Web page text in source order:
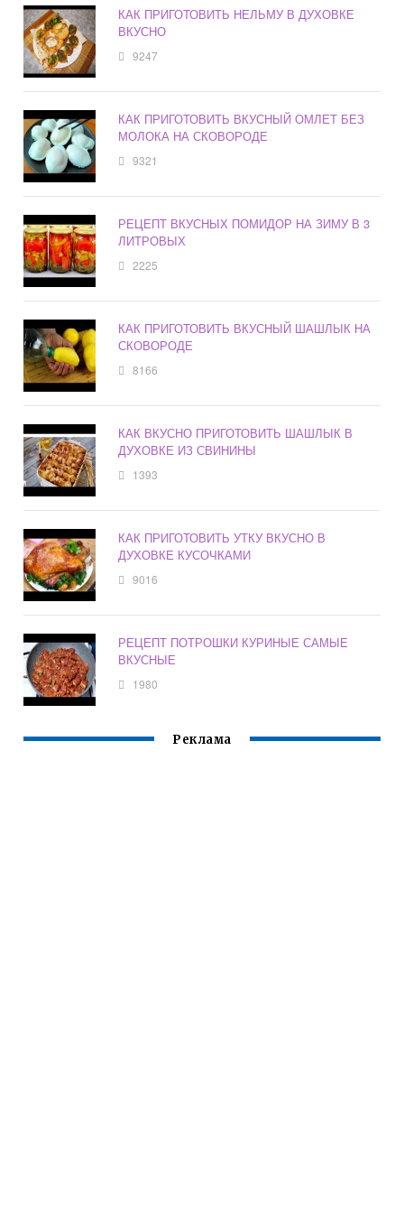
КАК ПРИГОТОВИТЬ НЕЛЬМУ В ДУХОВКЕ
ВКУСНО
9247
КАК ПРИГОТОВИТЬ ВКУСНЫЙ ОМЛЕТ БЕЗ
МОЛОКА НА СКОВОРОДЕ
9321
РЕЦЕПТ ВКУСНЫХ ПОМИДОР НА ЗИМУ В 3
ЛИТРОВЫХ
2225
КАК ПРИГОТОВИТЬ ВКУСНЫЙ ШАШЛЫК НА
СКОВОРОДЕ
8166
КАК ВКУСНО ПРИГОТОВИТЬ ШАШЛЫК В
ДУХОВКЕ ИЗ СВИНИНЫ
1393
КАК ПРИГОТОВИТЬ УТКУ ВКУСНО В
ДУХОВКЕ КУСОЧКАМИ
9016
РЕЦЕПТ ПОТРОШКИ КУРИНЫЕ САМЫЕ
ВКУСНЫЕ
1980
Реклама